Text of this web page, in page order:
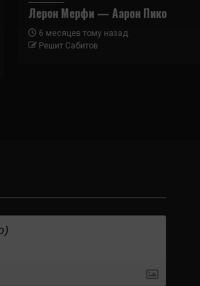
Лерон Мерфи — Аарон Пико
6 месяцев тому назад
Решит Сабитов